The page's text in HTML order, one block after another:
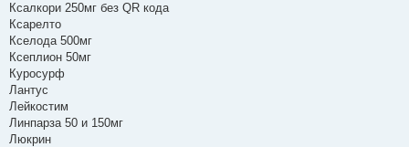
Ксалкори 250мг без QR кода
Ксарелто
Кселода 500мг
Ксеплион 50мг
Куросурф
Лантус
Лейкостим
Линпарза 50 и 150мг
Люкрин